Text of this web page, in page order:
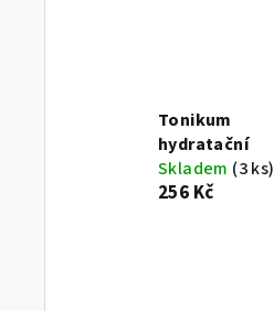
Tonikum
hydratační
Skladem (3 ks)
256 Kč